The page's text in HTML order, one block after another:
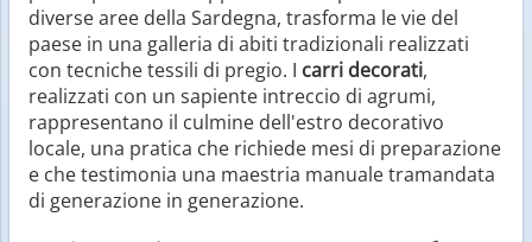
diverse aree della Sardegna, trasforma le vie del
paese in una galleria di abiti tradizionali realizzati
con tecniche tessili di pregio. I carri decorati,
realizzati con un sapiente intreccio di agrumi,
rappresentano il culmine dell'estro decorativo
locale, una pratica che richiede mesi di preparazione
e che testimonia una maestria manuale tramandata
di generazione in generazione.